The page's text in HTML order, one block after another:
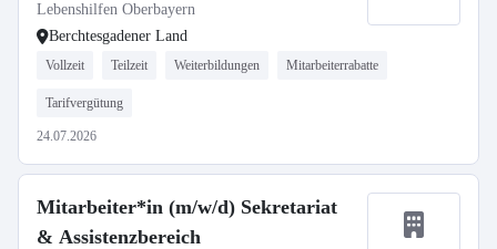
Lebenshilfen Oberbayern
Berchtesgadener Land
Vollzeit Teilzeit Weiterbildungen Mitarbeiterrabatte
Tarifvergütung
24.07.2026
Mitarbeiter*in (m/w/d) Sekretariat
& Assistenzbereich